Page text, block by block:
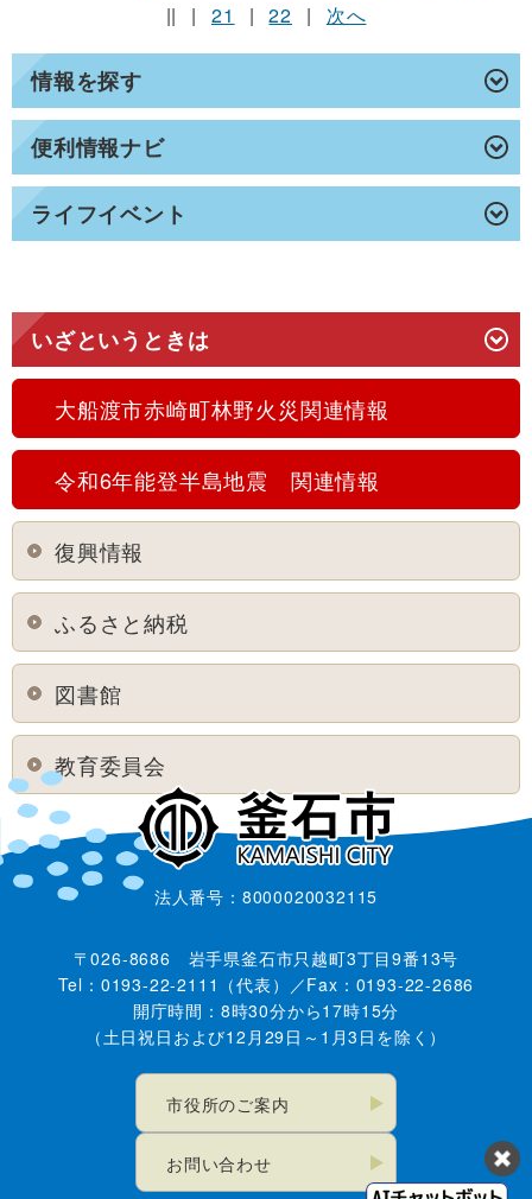
情報を探す
便利情報ナビ
ライフイベント
||
| 21 | 22 | 次へ
いざというときは
大船渡市赤崎町林野火災関連情報
令和6年能登半島地震 関連情報
復興情報
ふるさと納税
図書館
教育委員会
法人番号：8000020032115
〒026-8686 岩手県釜石市只越町3丁目9番13号
Tel：0193-22-2111（代表）／Fax：0193-22-2686
開庁時間：8時30分から17時15分
（土日祝日および12月29日～1月3日を除く）
市役所のご案内
お問い合わせ